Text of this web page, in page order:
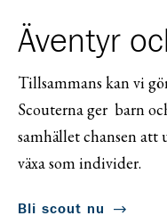
Äventyr
Tillsammans kan vi
Scouterna ger barn
samhället chansen att
växa som individer.
Bli scout nu